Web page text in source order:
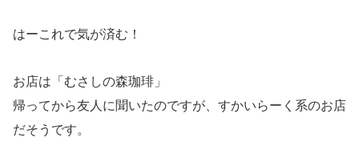
はーこれで気が済む！
お店は「むさしの森珈琲」
帰ってから友人に聞いたのですが、すかいらーく系のお店
だそうです。